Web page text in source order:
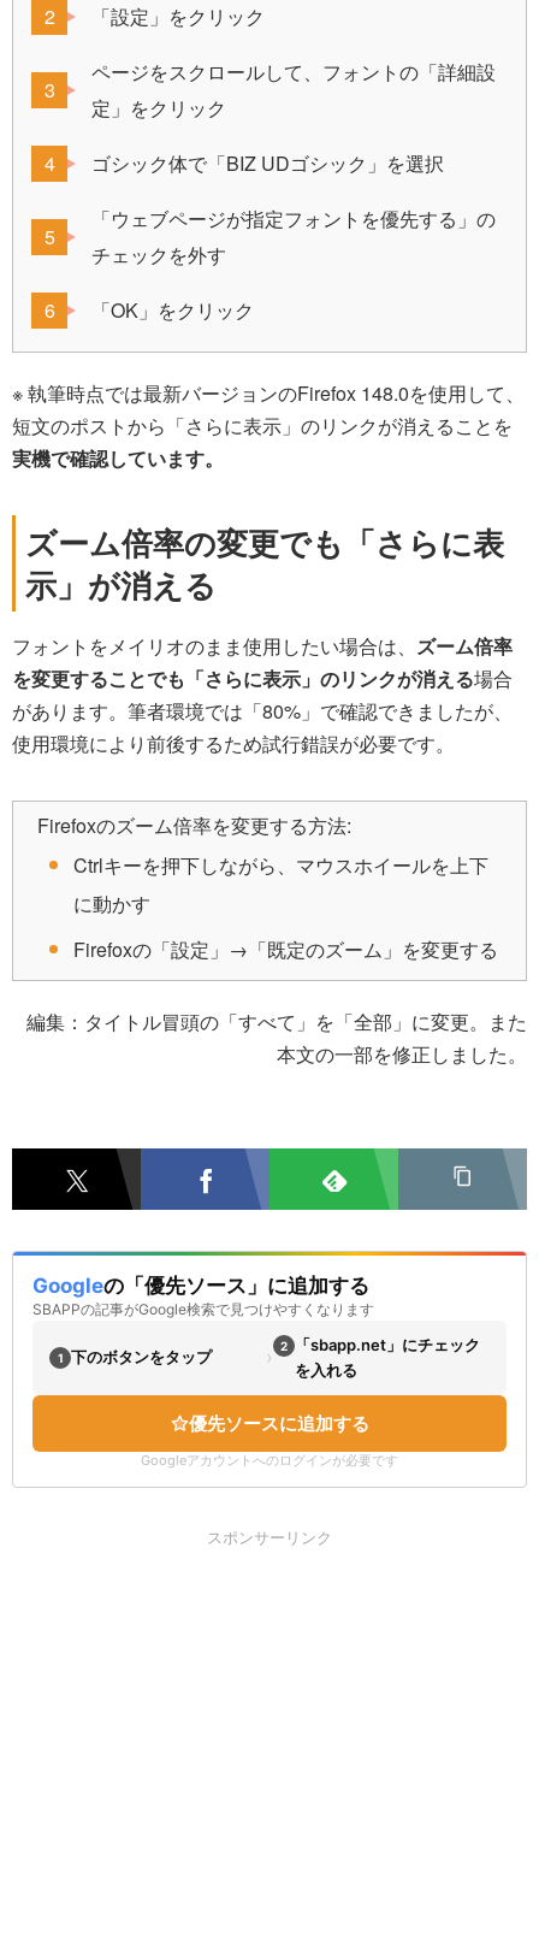
「設定」をクリック
ページをスクロールして、フォントの「詳細設
定」をクリック
ゴシック体で「BIZ UDゴシック」を選択
「ウェブページが指定フォントを優先する」の
チェックを外す
「OK」をクリック
※ 執筆時点では最新バージョンのFirefox 148.0を使用して、
短文のポストから「さらに表示」のリンクが消えることを
実機で確認しています。
ズーム倍率の変更でも「さらに表
示」が消える
フォントをメイリオのまま使用したい場合は、 ズーム倍率
を変更することでも「さらに表示」のリンクが消える場合
があります。筆者環境では「80%」で確認できましたが、
使用環境により前後するため試行錯誤が必要です。
Firefoxのズーム倍率を変更する方法:
Ctrlキーを押下しながら、マウスホイールを上下
に動かす
Firefoxの「設定」→「既定のズーム」を変更する
編集：タイトル冒頭の「すべて」を「全部」に変更。また
本文の一部を修正しました。
Googleの「優先ソース」に追加する
SBAPPの記事がGoogle検索で見つけやすくなります
1 下のボタンをタップ › 2
「sbapp.net」にチェック
を入れる
優先ソースに追加する
Googleアカウントへのログインが必要です
スポンサーリンク